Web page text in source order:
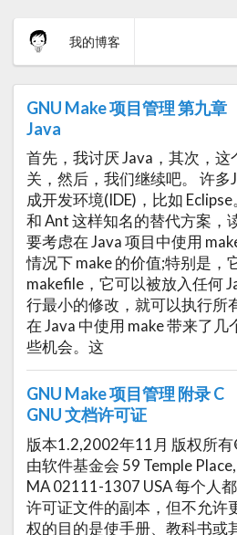
我的博客
GNU Make 项目管理 第九章
Java
首先，我讨厌 Java，其次，
关，然后，我们继续吧。 许
成开发环境(IDE)，比如
和 Ant 这样知名的替代方案，
要考虑在 Java 项目中使用
情况下 make 的价值;特别是，
makefile，它可以被放入任何
行最小的修改，就可以执行所
在 Java 中使用 make 带来了
些机会。这
GNU Make 项目管理 附录 C
GNU 文档许可证
版本1.2,2002年11月 版权所
由软件基金会 59 Temple
MA 02111-1307 USA 每个人
许可证文件的副本，但不允许
权的目的是使手册、教科书或